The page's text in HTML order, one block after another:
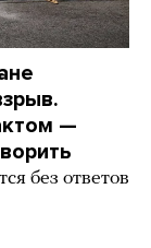
—
без ответов